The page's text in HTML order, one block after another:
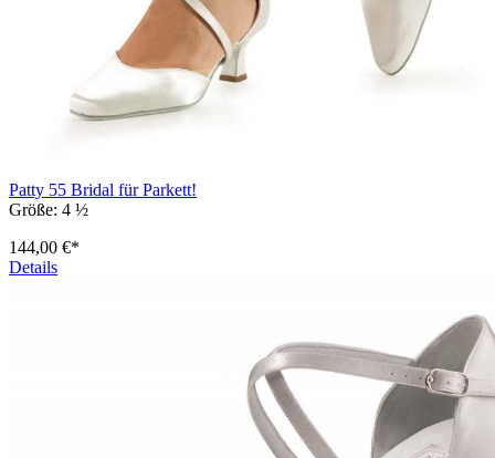
Patty 55 Bridal für Parkett!
Größe: 4 ½
144,00 €*
Details